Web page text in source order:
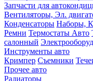
Запчасти для
Вентиляторы, Эл.
Конденсаторы Наборы,
Ремни Термостаты Авто
салонный
Инструменты авто
Кримпер Съемники
Прочее авто
Радиаторы